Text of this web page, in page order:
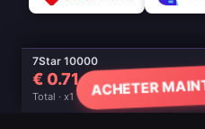
7Star 10000
€ 0.71
Total · x1
ACHETER